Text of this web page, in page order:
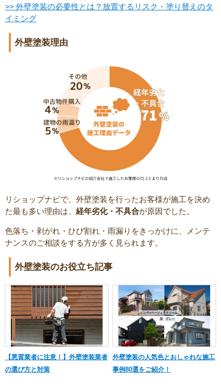
>> 外壁塗装の必要性とは？放置するリスク・塗り替えのタ
イミング
外壁塗装理由
リショップナビで、外壁塗装を行ったお客様が施工を決め
た最も多い理由は、 経年劣化・不具合が原因でした。
色落ち・剥がれ・ひび割れ・雨漏りをきっかけに、メンテ
ナンスのご相談をする方が多く見られます。
外壁塗装のお役立ち記事
【悪質業者に注意！】外壁塗装業者
の選び方と対策
外壁塗装の人気色とおしゃれな施工
事例80選をご紹介！